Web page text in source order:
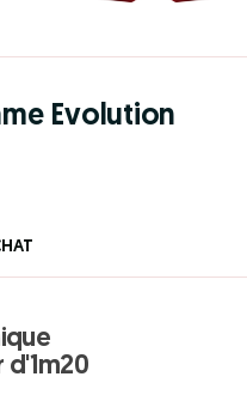
Evolution
d'1m20